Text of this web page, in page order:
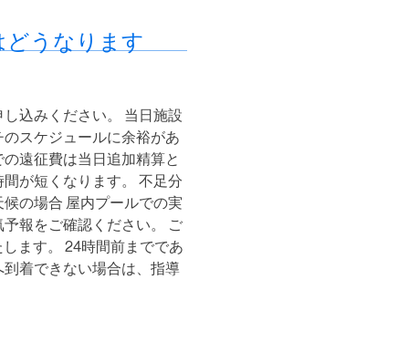
どうなります
込みください。 当日施設
スケジュールに余裕があ
遠征費は当日追加精算と
が短くなります。 不足分
の場合 屋内プールでの実
報をご確認ください。 ご
ます。 24時間前までであ
着できない場合は、指導